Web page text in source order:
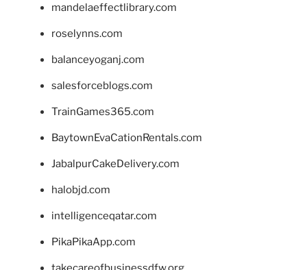
mandelaeffectlibrary.com
roselynns.com
balanceyoganj.com
salesforceblogs.com
TrainGames365.com
BaytownEvaCationRentals.com
JabalpurCakeDelivery.com
halobjd.com
intelligenceqatar.com
PikaPikaApp.com